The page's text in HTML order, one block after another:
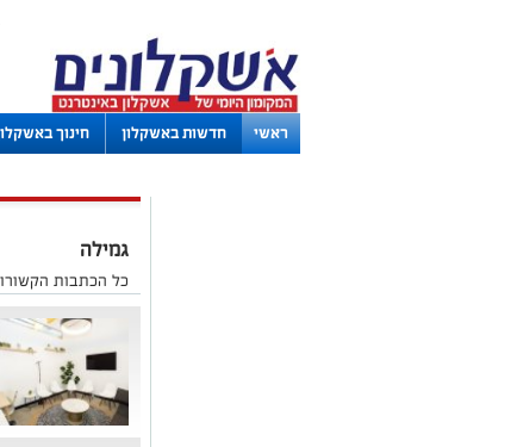
ראשי חדשות באשקלון חינוך
גמילה
כל הכתבות